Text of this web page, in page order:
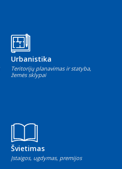
Urbanistika
Teritorijų planavimas ir statyba,
žemės sklypai
Švietimas
Įstaigos, ugdymas, premijos